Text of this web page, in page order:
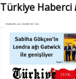
Türkiye Haberci